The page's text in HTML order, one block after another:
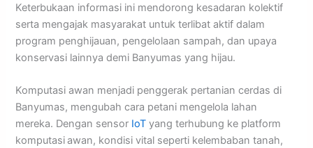
Keterbukaan informasi ini mendorong kesadaran kolektif
serta mengajak masyarakat untuk terlibat aktif dalam
program penghijauan, pengelolaan sampah, dan upaya
konservasi lainnya demi Banyumas yang hijau.
Komputasi awan menjadi penggerak pertanian cerdas di
Banyumas, mengubah cara petani mengelola lahan
mereka. Dengan sensor IoT yang terhubung ke platform
komputasiawan, kondisi vital seperti kelembaban tanah,